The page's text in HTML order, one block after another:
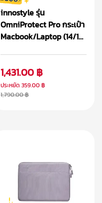
innostyle รุ่น
OmniProtect Pro กระเป๋า
Macbook/Laptop (14/16
1,431.00 ฿
ประหยัด 359.00 ฿
1,790.00 ฿